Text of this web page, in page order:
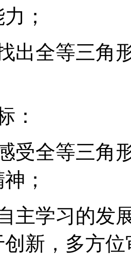
；
出全等三
：
受全等三
；
主学习的
新，多方